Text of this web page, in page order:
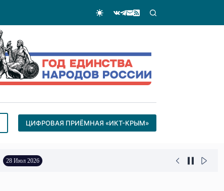
ЦИФРОВАЯ ПРИЁМНАЯ «ИКТ-КРЫМ»
28 Июл 2026